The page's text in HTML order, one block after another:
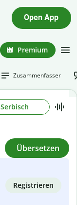
Open App
Premium
Zusammenfasser
Serbisch
Übersetzen
Registrieren